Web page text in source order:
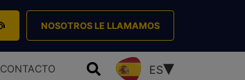
NOSOTROS LE LLAMAMOS
CONTACTO ES